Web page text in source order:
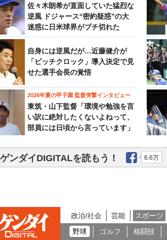
佐々木朗希が直面していた猛烈な
逆風 ドジャース“密約疑惑”の大
迷惑に日米球界がブチ切れた
自身には逆風だが…近藤健介が
「ピッチクロック」導入決定で見
せた選手会長の覚悟
2026年夏の甲子園 監督突撃インタビュー
東筑・山下監督「環境や勉強を言
い訳に絶対したくないよねって、
部員には日頃から言っています」
ンダイDIGITALを読もう！ 6.6万
政治/社会 芸能 スポーツ
野球
ゴルフ 格闘技